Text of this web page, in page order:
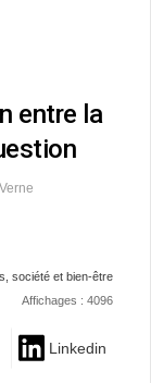
entre la
société et bien-être
Affichages : 4096
Linkedin